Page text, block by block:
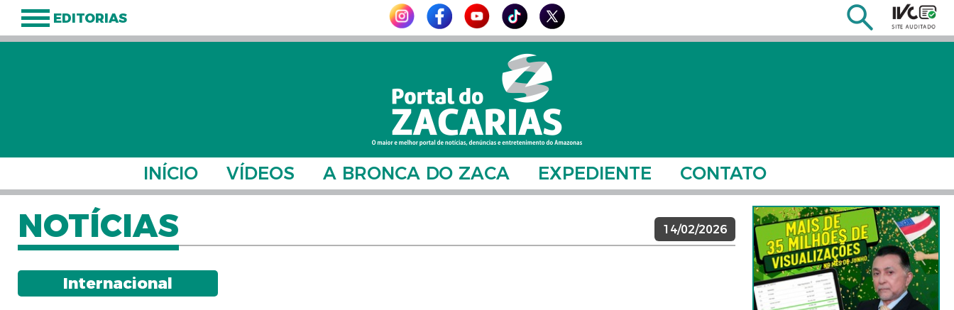
EDITORIAS
INÍCIO VÍDEOS A BRONCA DO ZACA EXPEDIENTE CONTATO
NOTÍCIAS 14/02/2026
Internacional